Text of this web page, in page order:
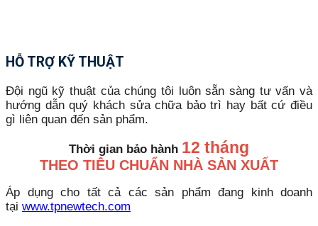
HỖ TRỢ KỸ THUẬT
Đội ngũ kỹ thuật của chúng tôi luôn sẵn sàng tư vấn và
hướng dẫn quý khách sửa chữa bảo trì hay bất cứ điều
gì liên quan đến sản phẩm.
Thời gian bảo hành 12 tháng
THEO TIÊU CHUẨN NHÀ SẢN XUẤT
Áp dụng cho tất cả các sản phẩm đang kinh doanh
tại www.tpnewtech.com